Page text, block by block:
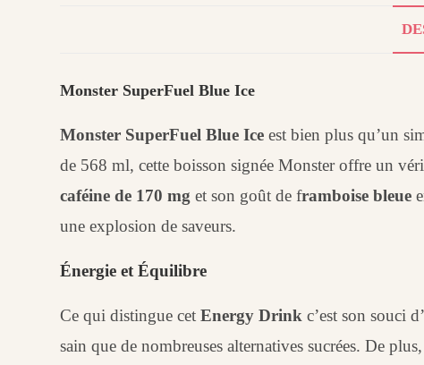
Monster SuperFuel Blue Ice
Monster SuperFuel Blue Ice est bien plus qu’un
de 568 ml, cette boisson signée Monster offre un
caféine de 170 mg et son goût de framboise bleue
une explosion de saveurs.
Énergie et Équilibre
Ce qui distingue cetEnergy Drink c’est son souci
sain que de nombreuses alternatives sucrées. De